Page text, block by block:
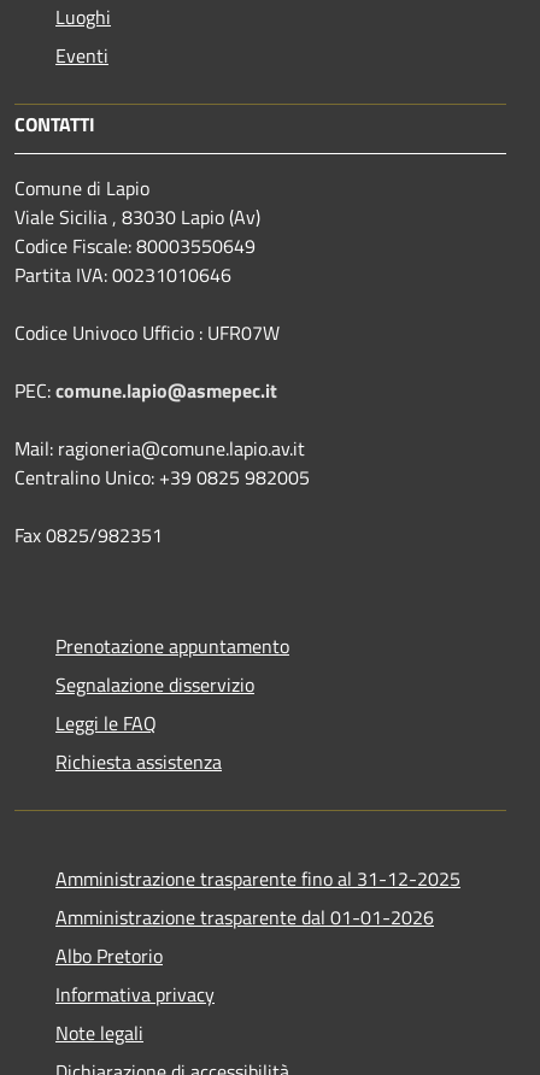
Luoghi
Eventi
CONTATTI
Comune di Lapio
Viale Sicilia , 83030 Lapio (Av)
Codice Fiscale: 80003550649
Partita IVA: 00231010646
Codice Univoco Ufficio : UFR07W
PEC:comune.lapio@asmepec.it
Mail: ragioneria@comune.lapio.av.it
Centralino Unico: +39 0825 982005
Fax 0825/982351
Prenotazione appuntamento
Segnalazione disservizio
Leggi le FAQ
Richiesta assistenza
Amministrazione trasparente fino al 31-12-2025
Amministrazione trasparente dal 01-01-2026
Albo Pretorio
Informativa privacy
Note legali